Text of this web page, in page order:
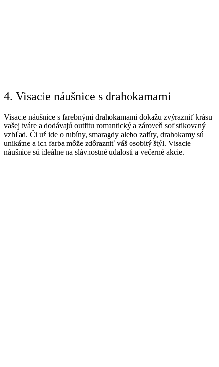
4. Visacie náušnice s drahokamami
Visacie náušnice s farebnými drahokamami dokážu zvýrazniť krásu
vašej tváre a dodávajú outfitu romantický a zároveň sofistikovaný
vzhľad. Či už ide o rubíny, smaragdy alebo zafíry, drahokamy sú
unikátne a ich farba môže zdôrazniť váš osobitý štýl. Visacie
náušnice sú ideálne na slávnostné udalosti a večerné akcie.